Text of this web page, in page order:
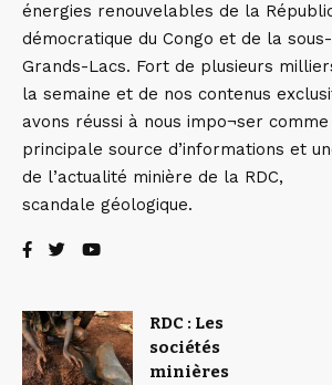
énergies renouvelables de la
démocratique du Congo et de la
Grands-Lacs. Fort de plusieurs
la semaine et de nos contenus
avons réussi à nous impo¬ser
principale source d’informations et
de l’actualité minière de la RDC,
scandale géologique.
RDC : Les
sociétés
minières